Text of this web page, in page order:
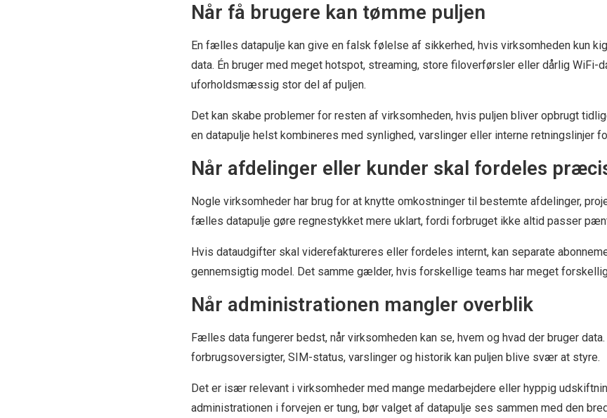
Når få brugere kan tømme puljen
En fælles datapulje kan give en falsk følelse af sikkerhed, hvis virksomheden kun
data. Én bruger med meget hotspot, streaming, store filoverførsler eller dårlig WiFi-
uforholdsmæssig stor del af puljen.
Det kan skabe problemer for resten af virksomheden, hvis puljen bliver opbrugt
en datapulje helst kombineres med synlighed, varslinger eller interne retningslinjer
Når afdelinger eller kunder skal fordeles
Nogle virksomheder har brug for at knytte omkostninger til bestemte afdelinger,
fælles datapulje gøre regnestykket mere uklart, fordi forbruget ikke altid passer
Hvis dataudgifter skal viderefaktureres eller fordeles internt, kan separate
gennemsigtig model. Det samme gælder, hvis forskellige teams har meget
Når administrationen mangler overblik
Fælles data fungerer bedst, når virksomheden kan se, hvem og hvad der bruger
forbrugsoversigter, SIM-status, varslinger og historik kan puljen blive svær at styre.
Det er især relevant i virksomheder med mange medarbejdere eller hyppig
administrationen i forvejen er tung, bør valget af datapulje ses sammen med den